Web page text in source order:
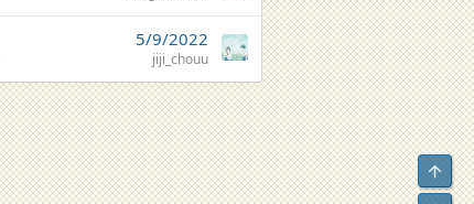
5/9/2022
jiji_chouu
Top